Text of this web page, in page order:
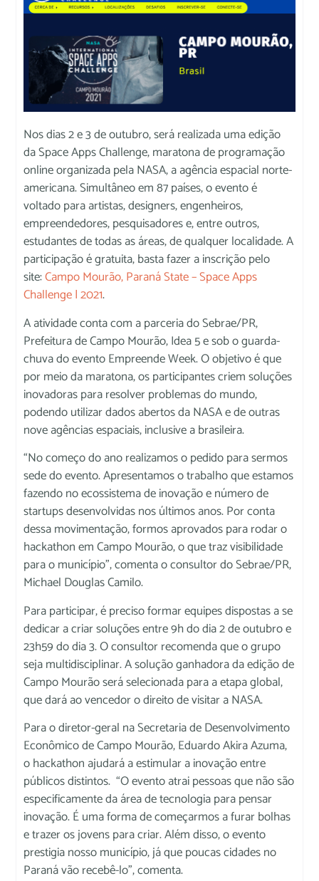
Nos dias 2 e 3 de outubro, será realizada uma edição
da Space Apps Challenge, maratona de programação
online organizada pela NASA, a agência espacial norte-
americana. Simultâneo em 87 países, o evento é
voltado para artistas, designers, engenheiros,
empreendedores, pesquisadores e, entre outros,
estudantes de todas as áreas, de qualquer localidade. A
participação é gratuita, basta fazer a inscrição pelo
site:Campo Mourão, Paraná State – Space Apps
Challenge | 2021.
A atividade conta com a parceria do Sebrae/PR,
Prefeitura de Campo Mourão, Idea 5 e sob o guarda-
chuva do evento Empreende Week. O objetivo é que
por meio da maratona, os participantes criem soluções
inovadoras para resolver problemas do mundo,
podendo utilizar dados abertos da NASA e de outras
nove agências espaciais, inclusive a brasileira.
“No começo do ano realizamos o pedido para sermos
sede do evento. Apresentamos o trabalho que estamos
fazendo no ecossistema de inovação e número de
startups desenvolvidas nos últimos anos. Por conta
dessa movimentação, formos aprovados para rodar o
hackathon em Campo Mourão, o que traz visibilidade
para o município”, comenta o consultor do Sebrae/PR,
Michael Douglas Camilo.
Para participar, é preciso formar equipes dispostas a se
dedicar a criar soluções entre 9h do dia 2 de outubro e
23h59 do dia 3. O consultor recomenda que o grupo
seja multidisciplinar. A solução ganhadora da edição de
Campo Mourão será selecionada para a etapa global,
que dará ao vencedor o direito de visitar a NASA.
Para o diretor-geral na Secretaria de Desenvolvimento
Econômico de Campo Mourão, Eduardo Akira Azuma,
o hackathon ajudará a estimular a inovação entre
públicos distintos. “O evento atrai pessoas que não são
especificamente da área de tecnologia para pensar
inovação. É uma forma de começarmos a furar bolhas
e trazer os jovens para criar. Além disso, o evento
prestigia nosso município, já que poucas cidades no
Paraná vão recebê-lo”, comenta.